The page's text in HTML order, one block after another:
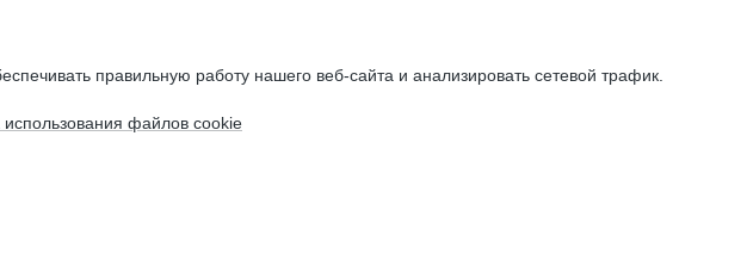
правильную работу нашего веб-сайта и анализировать сетевой трафик.
файлов cookie